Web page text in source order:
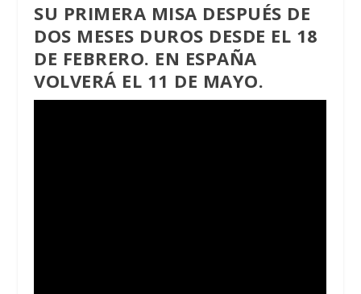
SU PRIMERA MISA DESPUÉS DE
DOS MESES DUROS DESDE EL 18
DE FEBRERO. EN ESPAÑA
VOLVERÁ EL 11 DE MAYO.